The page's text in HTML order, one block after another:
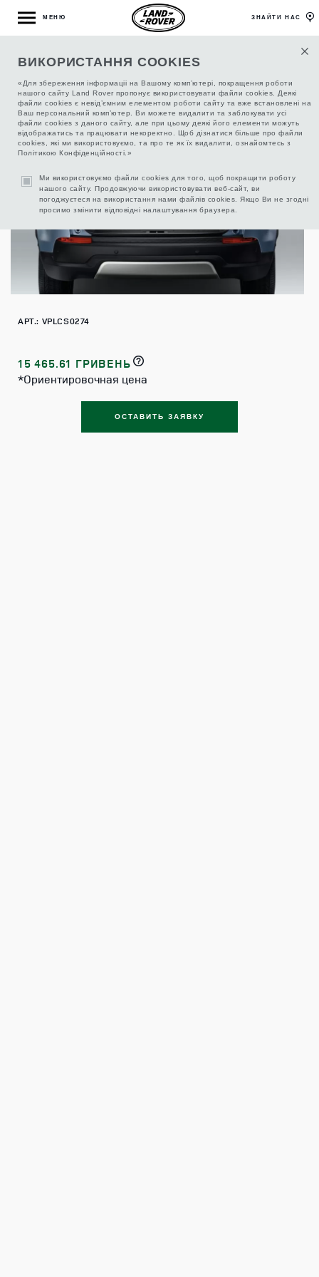
ВИКОРИСТАННЯ COOKIES
«Для збереження інформаціі на Вашому комп’ютері, покращення роботи
нашого сайту Land Rover пропонує використовувати файли cookies. Деякі
файли cookies є невід’ємним елементом роботи сайту та вже встановлені на
Ваш персональний комп’ютер. Ви можете видалити та заблокувати усі
файли cookies з даного сайту, але при цьому деякі його елементи можуть
відображатись та працювати некоректно. Щоб дізнатися більше про файли
cookies, які ми використовуємо, та про те як їх видалити, ознайомтесь з
Політикою Конфіденційності.»
Ми використовуємо файли cookies для того, щоб покращити роботу
нашого сайту. Продовжуючи використовувати веб-сайт, ви
погоджуєтеся на використання нами файлів cookies. Якщо Ви не згодні
просимо змінити відповідні налаштування браузера.
МЕНЮ ЗНАЙТИ НАС
КОВРИК БАГАЖНОГО ОТДЕЛЕНИЯ С
БОРТАМИ
АРТ.: VPLCS0274
15 465.61 ГРИВЕНЬ
*Ориентировочная цена
ОСТАВИТЬ ЗАЯВКУ